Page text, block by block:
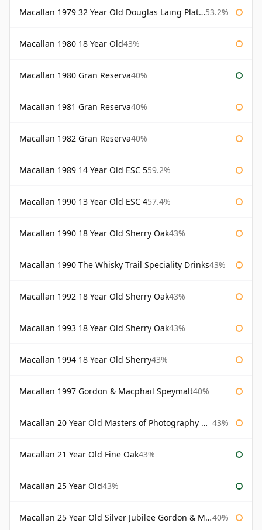
Macallan 1979 32 Year Old Douglas Laing Platinum Platinum Selection 53.2%
Macallan 1980 18 Year Old43%
Macallan 1980 Gran Reserva40%
Macallan 1981 Gran Reserva40%
Macallan 1982 Gran Reserva40%
Macallan 1989 14 Year Old ESC 559.2%
Macallan 1990 13 Year Old ESC 457.4%
Macallan 1990 18 Year Old Sherry Oak43%
Macallan 1990 The Whisky Trail Speciality Drinks43%
Macallan 1992 18 Year Old Sherry Oak43%
Macallan 1993 18 Year Old Sherry Oak43%
Macallan 1994 18 Year Old Sherry43%
Macallan 1997 Gordon & Macphail Speymalt40%
Macallan 20 Year Old Masters of Photography Albert Watson 43%
Macallan 21 Year Old Fine Oak43%
Macallan 25 Year Old43%
Macallan 25 Year Old Silver Jubilee Gordon & Macphail 40%